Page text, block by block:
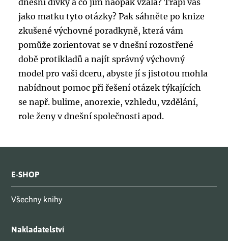
jako matku tyto otázky? Pak sáhněte po knize
zkušené výchovné poradkyně, která vám
pomůže zorientovat se v dnešní rozostřené
době protikladů a najít správný výchovný
model pro vaši dceru, abyste jí s jistotou mohla
nabídnout pomoc při řešení otázek týkajících
se např. bulime, anorexie, vzhledu, vzdělání,
role ženy v dnešní společnosti apod.
E-SHOP
Všechny knihy
Nakladatelství